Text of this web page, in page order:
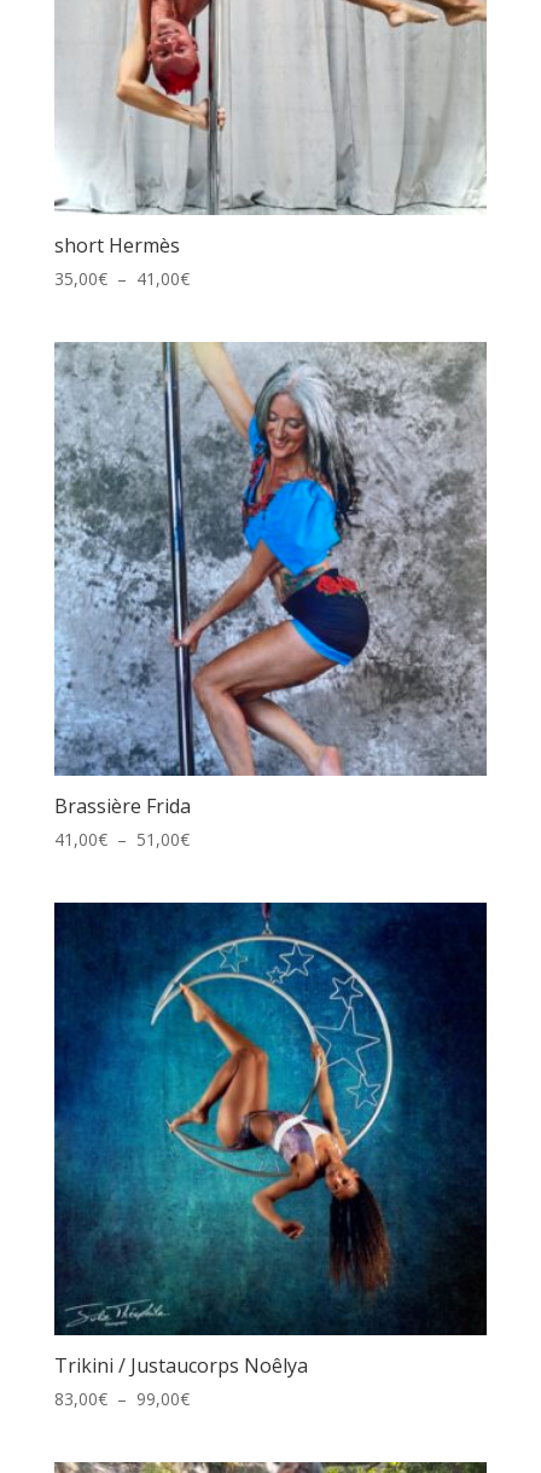
short Hermès
35,00€ – 41,00€Plage
35,00€
à
41,00€
Brassière Frida
41,00€ – 51,00€Plage
41,00€
à
51,00€
Trikini / Justaucorps Noêlya
83,00€ – 99,00€Plage